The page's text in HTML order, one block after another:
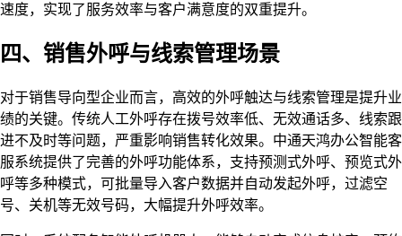
速度，实现了服务效率与客户满意度的双重提升。
四、销售外呼与线索管理场景
对于销售导向型企业而言，高效的外呼触达与线索管理是提升业
绩的关键。传统人工外呼存在拨号效率低、无效通话多、线索跟
进不及时等问题，严重影响销售转化效果。中通天鸿办公智能客
服系统提供了完善的外呼功能体系，支持预测式外呼、预览式外
呼等多种模式，可批量导入客户数据并自动发起外呼，过滤空
号、关机等无效号码，大幅提升外呼效率。